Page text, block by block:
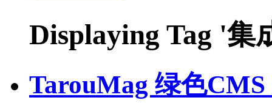
Displaying Tag '集
TarouMag 绿色